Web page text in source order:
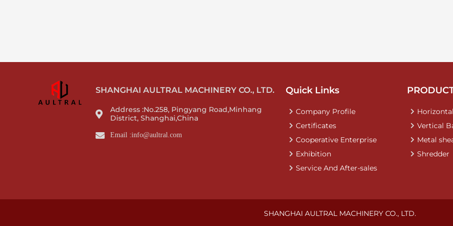
SHANGHAI AULTRAL MACHINERY CO., LTD.
Address :No.258, Pingyang Road,Minhang
District, Shanghai,China
Email :info@aultral.com
Quick Links
Company Profile
Certificates
Cooperative Enterprise
Exhibition
Service And After-sales
Vertical
Metal
Shredder
SHANGHAI AULTRAL MACHINERY CO., LTD.